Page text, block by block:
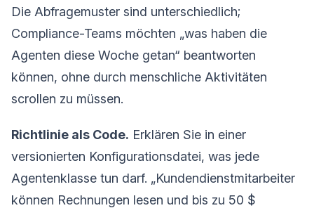
Die Abfragemuster sind unterschiedlich;
Compliance-Teams möchten „was haben die
Agenten diese Woche getan“ beantworten
können, ohne durch menschliche Aktivitäten
scrollen zu müssen.
Richtlinie als Code. Erklären Sie in einer
versionierten Konfigurationsdatei, was jede
Agentenklasse tun darf. „Kundendienstmitarbeiter
können Rechnungen lesen und bis zu 50 $